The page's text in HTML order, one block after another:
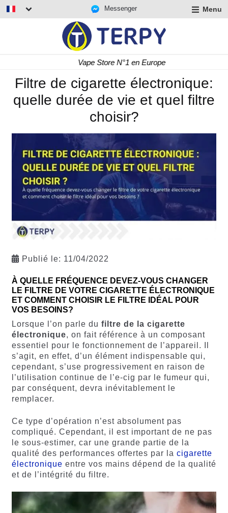
Messenger Menu
Vape Store N°1 en Europe
Filtre de cigarette électronique:
quelle durée de vie et quel filtre
choisir?
Publié le: 11/04/2022
À QUELLE FRÉQUENCE DEVEZ-VOUS CHANGER
LE FILTRE DE VOTRE CIGARETTE ÉLECTRONIQUE
ET COMMENT CHOISIR LE FILTRE IDÉAL POUR
VOS BESOINS?
Lorsque l’on parle du filtre de la cigarette
électronique, on fait référence à un composant
essentiel pour le fonctionnement de l’appareil. Il
s’agit, en effet, d’un élément indispensable qui,
cependant, s’use progressivement en raison de
l’utilisation continue de l’e-cig par le fumeur qui,
par conséquent, devra inévitablement le
remplacer.
Ce type d’opération n’est absolument pas
compliqué. Cependant, il est important de ne pas
le sous-estimer, car une grande partie de la
qualité des performances offertes par la cigarette
électronique entre vos mains dépend de la qualité
et de l’intégrité du filtre.